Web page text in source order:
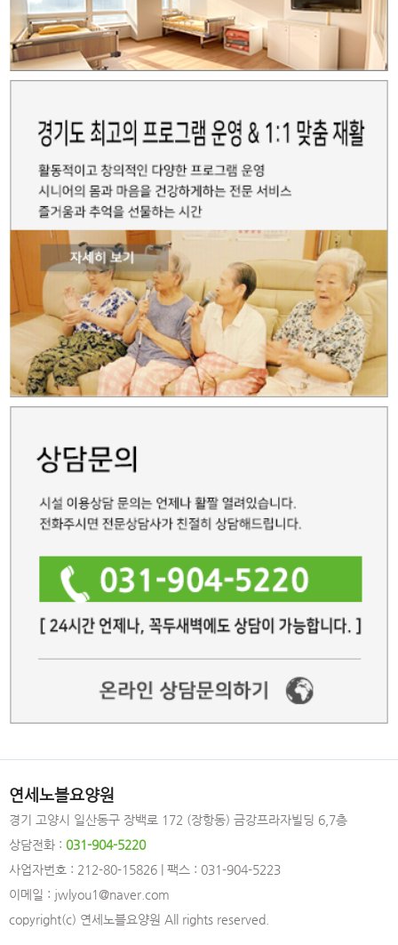
연세노블요양원
경기 고양시 일산동구 장백로 172 (장항동) 금강프라자빌딩 6,7층
상담전화 : 031-904-5220
사업자번호 : 212-80-15826 | 팩스 : 031-904-5223
이메일 : jwlyou1@naver.com
copyright(c) 연세노블요양원 All rights reserved.